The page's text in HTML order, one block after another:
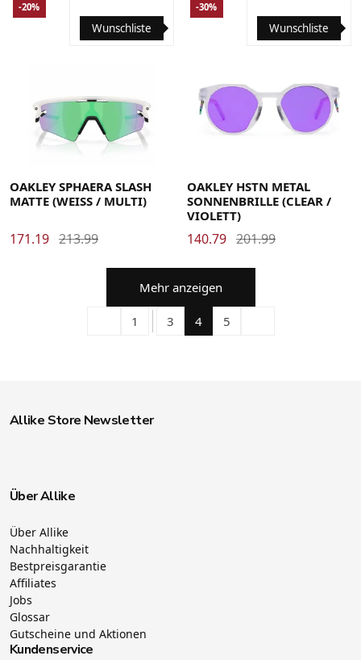
Wunschliste
-20%
OAKLEY SPHAERA SLASH
MATTE (WEISS / MULTI)
171.19 213.99
Wunschliste
-30%
OAKLEY HSTN METAL
SONNENBRILLE (CLEAR /
VIOLETT)
140.79 201.99
Mehr anzeigen
1 3 4 5
Allike Store Newsletter
Über Allike
Über Allike
Nachhaltigkeit
Bestpreisgarantie
Affiliates
Jobs
Glossar
Gutscheine und Aktionen
Kundenservice